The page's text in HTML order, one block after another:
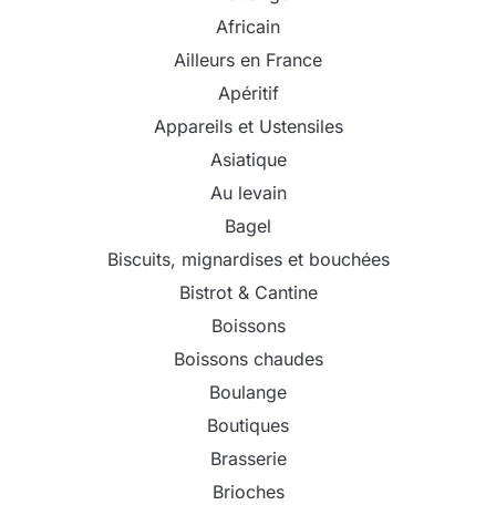
Africain
Ailleurs en France
Apéritif
Appareils et Ustensiles
Asiatique
Au levain
Bagel
Biscuits, mignardises et bouchées
Bistrot & Cantine
Boissons
Boissons chaudes
Boulange
Boutiques
Brasserie
Brioches